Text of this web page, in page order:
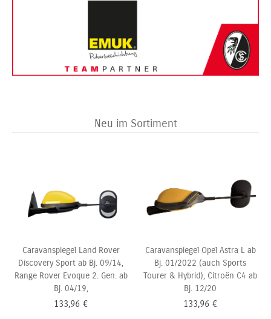
Neu im Sortiment
Caravanspiegel Land Rover
Discovery Sport ab Bj. 09/14,
Range Rover Evoque 2. Gen. ab
Bj. 04/19,
133,96 €
Caravanspiegel Opel Astra L ab
Bj. 01/2022 (auch Sports
Tourer & Hybrid), Citroën C4 ab
Bj. 12/20
133,96 €